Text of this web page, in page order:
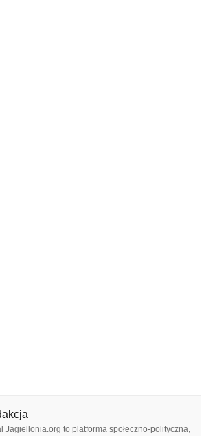
Jagiellonia.org to platforma społeczno-polityczna,